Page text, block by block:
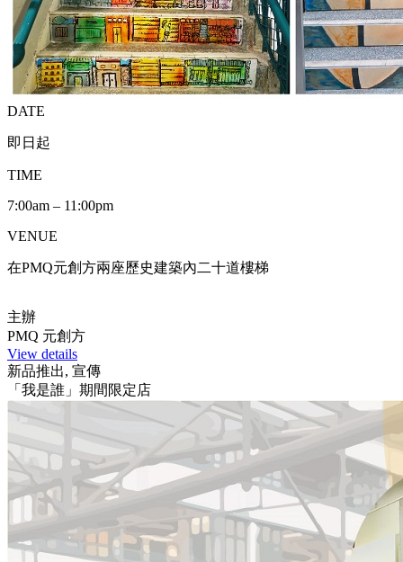
DATE
即日起
TIME
7:00am – 11:00pm
VENUE
在PMQ元創方兩座歷史建築內二十道樓梯
主辦
PMQ 元創方
View details
新品推出, 宣傳
「我是誰」期間限定店